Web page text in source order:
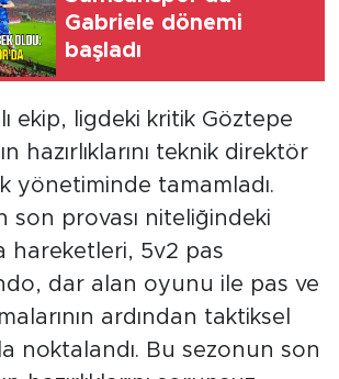
Gabriele dönemi
başladı
ekip, ligdeki kritik Göztepe
hazırlıklarını teknik direktör
yönetiminde tamamladı.
son provası niteliğindeki
hareketleri, 5v2 pas
dar alan oyunu ile pas ve
ardından taktiksel
noktalandı. Bu sezonun son